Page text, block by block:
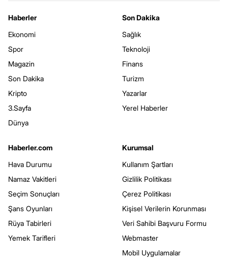
Haberler
Ekonomi
Spor
Magazin
Son Dakika
Kripto
3.Sayfa
Dünya
Son Dakika
Sağlık
Teknoloji
Finans
Turizm
Yazarlar
Yerel Haberler
Haberler.com
Hava Durumu
Namaz Vakitleri
Seçim Sonuçları
Şans Oyunları
Rüya Tabirleri
Yemek Tarifleri
Kurumsal
Kullanım Şartları
Gizlilik Politikası
Çerez Politikası
Kişisel Verilerin Korunması
Veri Sahibi Başvuru Formu
Webmaster
Mobil Uygulamalar